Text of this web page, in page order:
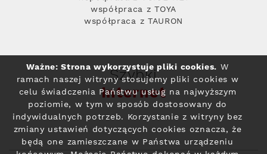
współpraca z TOYA
współpraca z TAURON
Szybki
Internet
Ważne: Strona wykorzystuje pliki cookies. W
ramach naszej witryny stosujemy pliki cookies w
celu świadczenia Państwu usług na najwyższym
poziomie, w tym w sposób dostosowany do
indywidualnych potrzeb. Korzystanie z witryny bez
zmiany ustawień dotyczących cookies oznacza, że
będą one zamieszczane w Państwa urządzeniu